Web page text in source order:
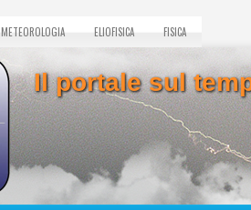
METEOROLOGIA ELIOFISICA FISICA
Il portale sul